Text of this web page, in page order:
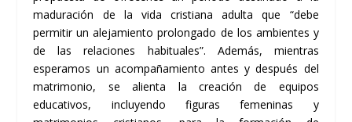
maduración de la vida cristiana adulta que “debe
permitir un alejamiento prolongado de los ambientes y
de las relaciones habituales”. Además, mientras
esperamos un acompañamiento antes y después del
matrimonio, se alienta la creación de equipos
educativos, incluyendo figuras femeninas y